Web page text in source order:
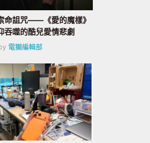
命詛咒——《愛的魔樣》
吞噬的酷兒愛情悲劇
電獺編輯部